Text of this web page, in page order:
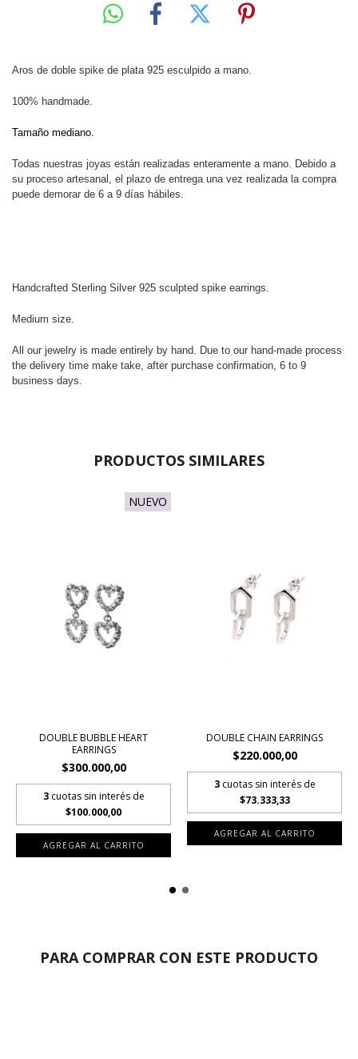
Aros de doble spike de plata 925 esculpido a mano.
100% handmade.
Tamaño mediano.
Todas nuestras joyas están realizadas enteramente a mano. Debido a
su proceso artesanal, el plazo de entrega una vez realizada la compra
puede demorar de 6 a 9 días hábiles.
Handcrafted Sterling Silver 925 sculpted spike earrings.
Medium size.
All our jewelry is made entirely by hand. Due to our hand-made process
the delivery time make take, after purchase confirmation, 6 to 9
business days.
PRODUCTOS SIMILARES
NUEVO
DOUBLE BUBBLE HEART
EARRINGS
$300.000,00
3 cuotas sin interés de
$100.000,00
DOUBLE CHAIN EARRINGS
$220.000,00
3 cuotas sin interés de
$73.333,33
PARA COMPRAR CON ESTE PRODUCTO